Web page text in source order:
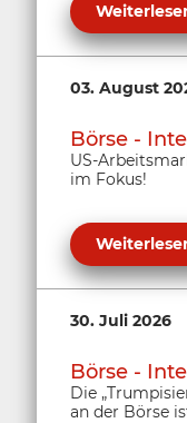
03. August
Börse -
US-
im Fokus!
30. Juli 2026
Börse -
Die
an der Börse